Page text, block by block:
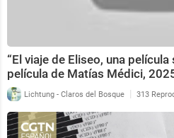
“El viaje de Eliseo, una
película de Matías Médici,
Lichtung - Claros del Bosque | 313